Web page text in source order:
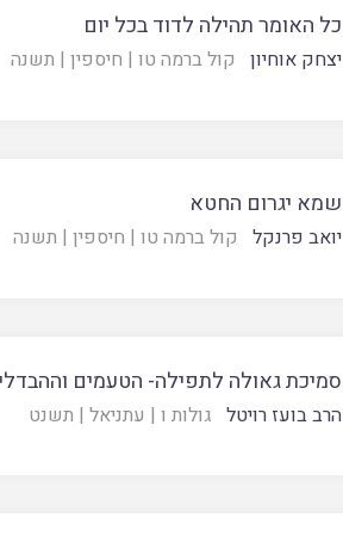
כל האומר תהילה לדוד בכל יום
יצחק אוחיון קול ברמה טו | חיספין | תשנה
שמא יגרום החטא
יואב פרנקל קול ברמה טו | חיספין | תשנה
סמיכת גאולה לתפילה- הטעמים
הרב בועז רויטל גולות ו | עתניאל | תשנט